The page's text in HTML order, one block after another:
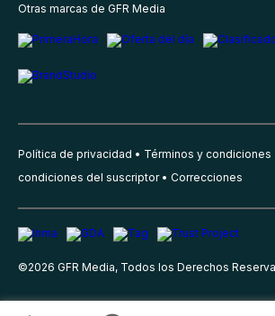
Otras marcas de GFR Media
Política de privacidad Términos y condiciones
condiciones del suscriptor
Correcciones
©2026 GFR Media, Todos los Derechos